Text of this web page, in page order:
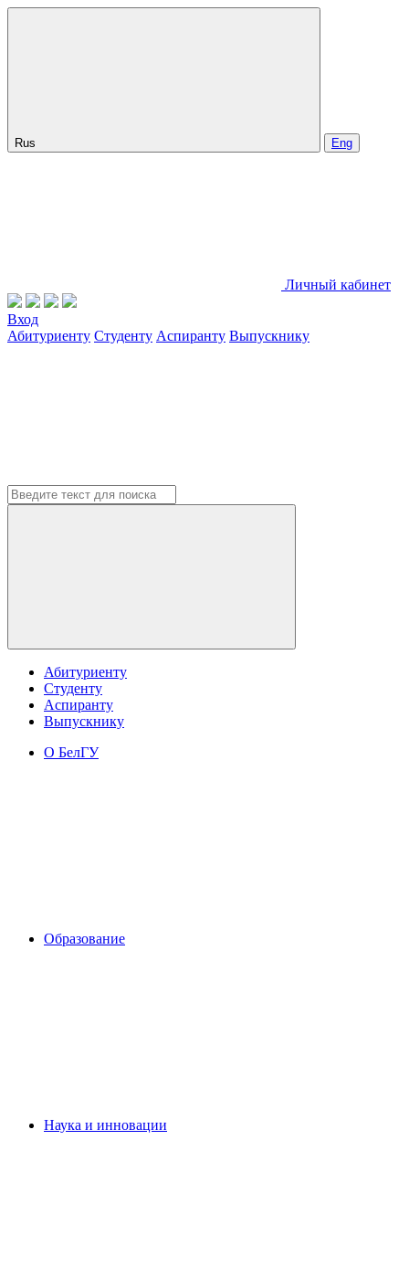
Rus Eng
Личный кабинет
Вход
Абитуриенту Студенту Аспиранту Выпускнику
Абитуриенту
Студенту
Аспиранту
Выпускнику
О БелГУ
Образование
Наука и инновации